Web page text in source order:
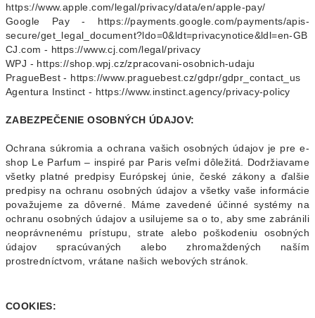
https://www.apple.com/legal/privacy/data/en/apple-pay/
Google Pay - https://payments.google.com/payments/apis-
secure/get_legal_document?ldo=0&ldt=privacynotice&ldl=en-GB
CJ.com - https://www.cj.com/legal/privacy
WPJ - https://shop.wpj.cz/zpracovani-osobnich-udaju
PragueBest - https://www.praguebest.cz/gdpr/gdpr_contact_us
Agentura Instinct - https://www.instinct.agency/privacy-policy
ZABEZPEČENIE OSOBNÝCH ÚDAJOV:
Ochrana súkromia a ochrana vašich osobných údajov je pre e-
shop Le Parfum – inspiré par Paris veľmi dôležitá. Dodržiavame
všetky platné predpisy Európskej únie, české zákony a ďalšie
predpisy na ochranu osobných údajov a všetky vaše informácie
považujeme za dôverné. Máme zavedené účinné systémy na
ochranu osobných údajov a usilujeme sa o to, aby sme zabránili
neoprávnenému prístupu, strate alebo poškodeniu osobných
údajov spracúvaných alebo zhromaždených naším
prostredníctvom, vrátane našich webových stránok.
COOKIES: